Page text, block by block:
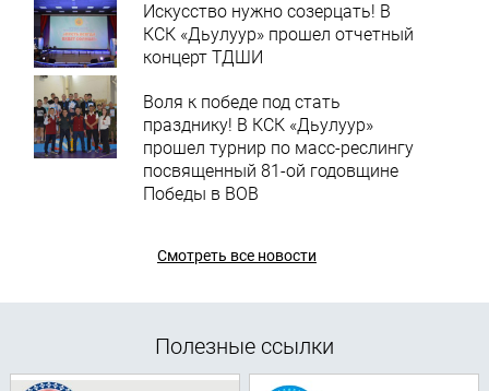
Искусство нужно созерцать! В
КСК «Дьулуур» прошел отчетный
концерт ТДШИ
Воля к победе под стать
празднику! В КСК «Дьулуур»
прошел турнир по масс-реслингу
посвященный 81-ой годовщине
Победы в ВОВ
Смотреть все новости
Полезные ссылки